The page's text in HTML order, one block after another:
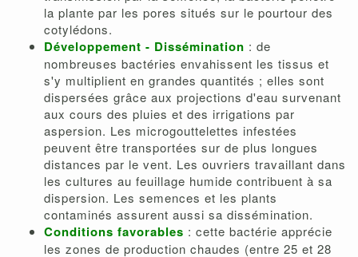
la plante par les pores situés sur le pourtour des
cotylédons.
Développement - Dissémination : de
nombreuses bactéries envahissent les tissus et
s'y multiplient en grandes quantités ; elles sont
dispersées grâce aux projections d'eau survenant
aux cours des pluies et des irrigations par
aspersion. Les microgouttelettes infestées
peuvent être transportées sur de plus longues
distances par le vent. Les ouvriers travaillant dans
les cultures au feuillage humide contribuent à sa
dispersion. Les semences et les plants
contaminés assurent aussi sa dissémination.
Conditions favorables : cette bactérie apprécie
les zones de production chaudes (entre 25 et 28